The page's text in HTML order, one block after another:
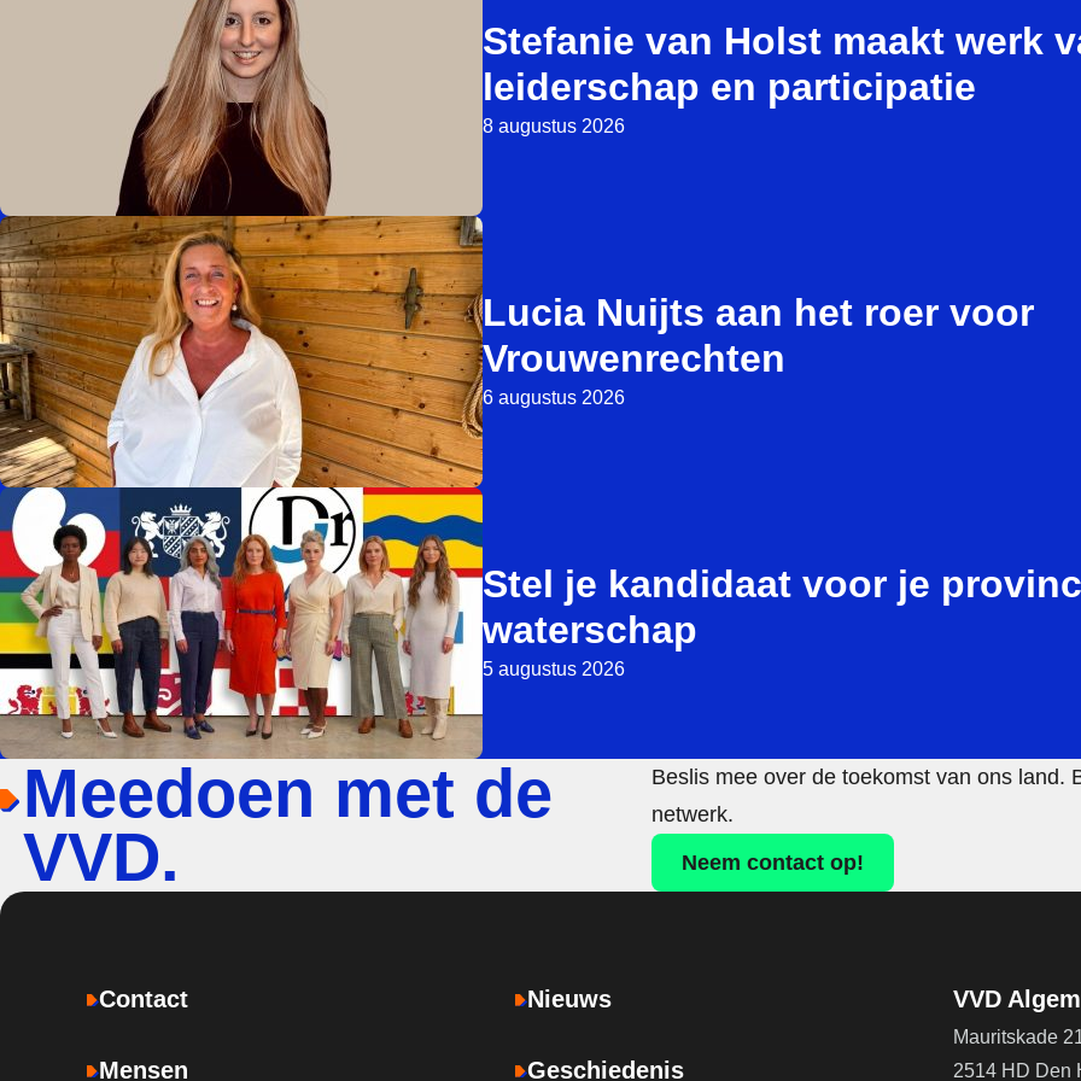
Stefanie van Holst maakt werk
leiderschap en participatie
8 augustus 2026
Lucia Nuijts aan het roer voor
Vrouwenrechten
6 augustus 2026
Stel je kandidaat voor je
waterschap
5 augustus 2026
Meedoen met de
VVD.
Beslis mee over de toekomst van ons land.
netwerk.
Neem contact op!
Contact
Mensen
Nieuws
Geschiedenis
VVD
Mauritskade
2514 HD Den